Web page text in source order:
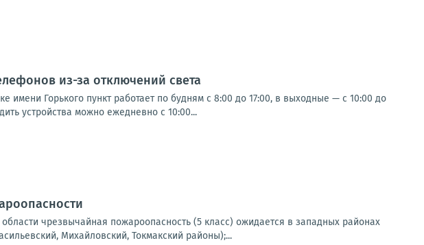
из-за отключений света
имени Горького пункт работает по будням с 8:00 до 17:00, в выходные — с 10:00 до
устройства можно ежедневно с 10:00...
чрезвычайная пожароопасность (5 класс) ожидается в западных районах
Михайловский, Токмакский районы);...